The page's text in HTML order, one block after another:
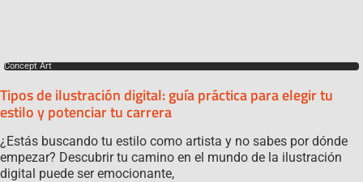
Concept Art
Tipos de ilustración digital: guía práctica para elegir tu
estilo y potenciar tu carrera
¿Estás buscando tu estilo como artista y no sabes por dónde
empezar? Descubrir tu camino en el mundo de la ilustración
digital puede ser emocionante,